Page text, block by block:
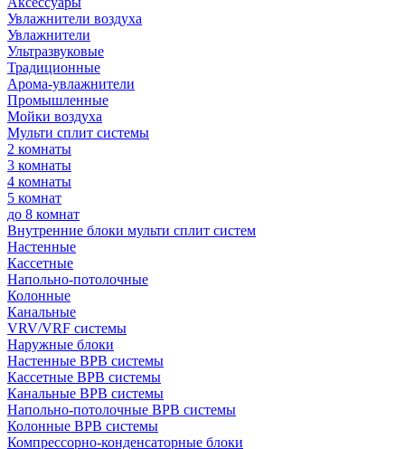
Увлажнители воздуха
Увлажнители
Ультразвуковые
Традиционные
Арома-увлажнители
Промышленные
Мойки воздуха
Мульти сплит системы
2 комнаты
3 комнаты
4 комнаты
5 комнат
до 8 комнат
Внутренние блоки мульти сплит систем
Настенные
Кассетные
Напольно-потолочные
Колонные
Канальные
VRV/VRF системы
Наружные блоки
Настенные ВРВ системы
Кассетные ВРВ системы
Канальные ВРВ системы
Напольно-потолочные ВРВ системы
Колонные ВРВ системы
Компрессорно-конденсаторные блоки